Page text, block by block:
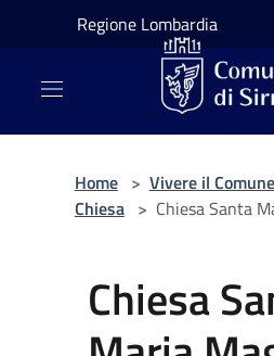
Salta al contenuto principale
Regione Lombardia
Home > Vivere il Comune
Chiesa > Chiesa Santa
Chiesa